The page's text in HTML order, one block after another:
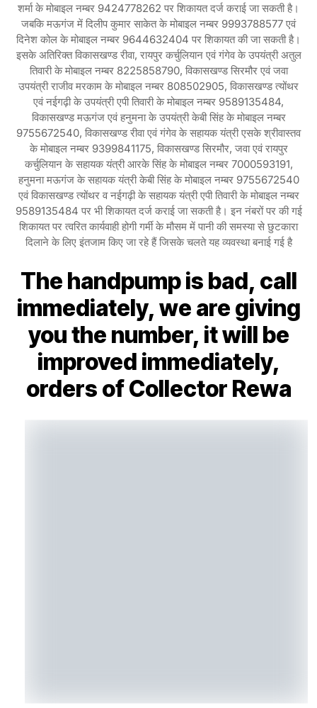
शर्मा के मोबाइल नम्बर 9424778262 पर शिकायत दर्ज कराई जा सकती है।
जबकि मऊगंज में दिलीप कुमार साकेत के मोबाइल नम्बर 9993788577 एवं
दिनेश कोल के मोबाइल नम्बर 9644632404 पर शिकायत की जा सकती है।
इसके अतिरिक्त विकासखण्ड रीवा, रायपुर कर्चुलियान एवं गंगेव के उपयंत्री अतुल
तिवारी के मोबाइल नम्बर 8225858790, विकासखण्ड सिरमौर एवं जवा
उपयंत्री राजीव मरकाम के मोबाइल नम्बर 808502905, विकासखण्ड त्योंथर
एवं नईगढ़ी के उपयंत्री एपी तिवारी के मोबाइल नम्बर 9589135484,
विकासखण्ड मऊगंज एवं हनुमना के उपयंत्री केबी सिंह के मोबाइल नम्बर
9755672540, विकासखण्ड रीवा एवं गंगेव के सहायक यंत्री एसके श्रीवास्तव
के मोबाइल नम्बर 9399841175, विकासखण्ड सिरमौर, जवा एवं रायपुर
कर्चुलियान के सहायक यंत्री आरके सिंह के मोबाइल नम्बर 7000593191,
हनुमना मऊगंज के सहायक यंत्री केबी सिंह के मोबाइल नम्बर 9755672540
एवं विकासखण्ड त्योंथर व नईगढ़ी के सहायक यंत्री एपी तिवारी के मोबाइल नम्बर
9589135484 पर भी शिकायत दर्ज कराई जा सकती है। इन नंबरों पर की गई
शिकायत पर त्वरित कार्यवाही होगी गर्मी के मौसम में पानी की समस्या से छुटकारा
दिलाने के लिए इंतजाम किए जा रहे हैं जिसके चलते यह व्यवस्था बनाई गई है
The handpump is bad, call
immediately, we are giving
you the number, it will be
improved immediately,
orders of Collector Rewa